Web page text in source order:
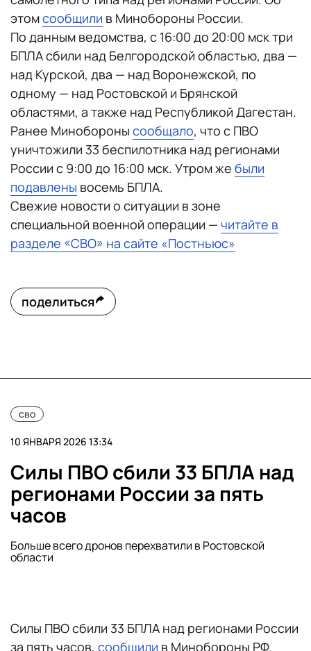
этомсообщили в Минобороны России.
По данным ведомства, с 16:00 до 20:00 мск три
БПЛА сбили над Белгородской областью, два —
над Курской, два — над Воронежской, по
одному — над Ростовской и Брянской
областями, а также над Республикой Дагестан.
Ранее Минобороны сообщало, что с ПВО
уничтожили 33 беспилотника над регионами
России с 9:00 до 16:00 мск. Утром же были
подавлены восемь БПЛА.
Свежие новости о ситуации в зоне
специальной военной операции — читайте в
разделе «СВО» на сайте «Постньюс»
поделиться
сво
10 ЯНВАРЯ 2026 13:34
Силы ПВО сбили 33 БПЛА над
регионами России за пять
часов
Больше всего дронов перехватили в Ростовской
области
Силы ПВО сбили 33 БПЛА над регионами России
за пять часов, сообщили в Минобороны РФ.